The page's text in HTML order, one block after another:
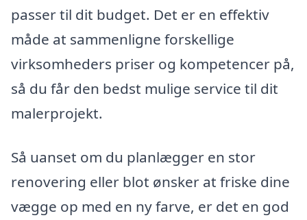
passer til dit budget. Det er en effektiv
måde at sammenligne forskellige
virksomheders priser og kompetencer på,
så du får den bedst mulige service til dit
malerprojekt.
Så uanset om du planlægger en stor
renovering eller blot ønsker at friske dine
vægge op med en ny farve, er det en god